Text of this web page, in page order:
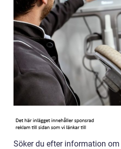
Söker du efter information om